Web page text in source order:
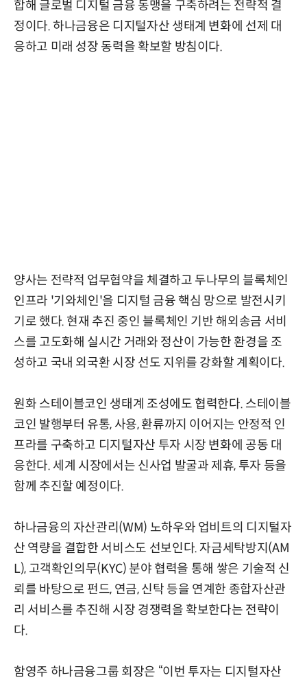
합해 글로벌 디지털 금융 동맹을 구축하려는 전략적 결
정이다. 하나금융은 디지털자산 생태계 변화에 선제 대
응하고 미래 성장 동력을 확보할 방침이다.
양사는 전략적 업무협약을 체결하고 두나무의 블록체인
인프라 '기와체인'을 디지털 금융 핵심 망으로 발전시키
기로 했다. 현재 추진 중인 블록체인 기반 해외송금 서비
스를 고도화해 실시간 거래와 정산이 가능한 환경을 조
성하고 국내 외국환 시장 선도 지위를 강화할 계획이다.
원화 스테이블코인 생태계 조성에도 협력한다. 스테이블
코인 발행부터 유통, 사용, 환류까지 이어지는 안정적 인
프라를 구축하고 디지털자산 투자 시장 변화에 공동 대
응한다. 세계 시장에서는 신사업 발굴과 제휴, 투자 등을
함께 추진할 예정이다.
하나금융의 자산관리(WM) 노하우와 업비트의 디지털자
산 역량을 결합한 서비스도 선보인다. 자금세탁방지(AM
L), 고객확인의무(KYC) 분야 협력을 통해 쌓은 기술적 신
뢰를 바탕으로 펀드, 연금, 신탁 등을 연계한 종합자산관
리 서비스를 추진해 시장 경쟁력을 확보한다는 전략이
다.
함영주 하나금융그룹 회장은 “이번 투자는 디지털자산